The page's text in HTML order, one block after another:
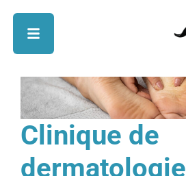
Clinique de
dermatologie